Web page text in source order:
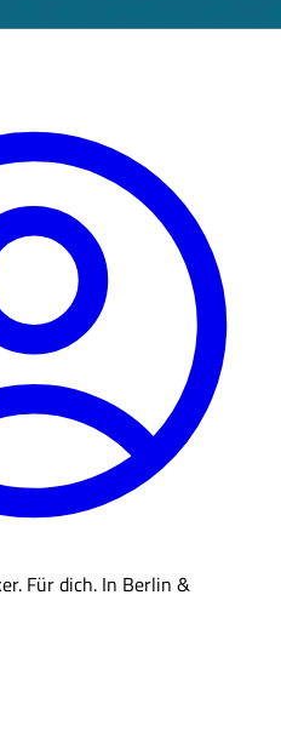
Für dich. In Berlin &